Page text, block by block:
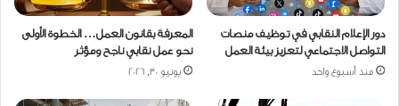
دور الإعلام النقابي في توظيف منصات
التواصل الاجتماعي لتعزيز بيئة العمل
منذ أسبوع واحد
المعرفة بقانون العمل… الخطوة الأولى
نحو عمل نقابي ناجح ومؤثر
يونيو 30, 2026